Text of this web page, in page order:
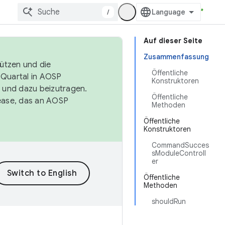
/
Auf dieser Seite
Zusammenfassung
Öffentliche
Konstruktoren
Öffentliche
Methoden
Öffentliche
Konstruktoren
CommandSucces
sModuleControll
er
Öffentliche
Methoden
shouldRun
und die
in AOSP
und dazu beizutragen.
das an AOSP